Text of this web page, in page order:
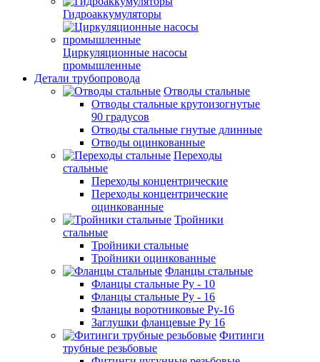
Гидроаккумуляторы
Циркуляционные насосы
промышленные
Детали трубопровода
Отводы стальные
Отводы стальные крутоизогнутые
90 градусов
Отводы стальные гнутые длинные
Отводы оцинкованные
Переходы
стальные
Переходы концентрические
Переходы концентрические
оцинкованные
Тройники
стальные
Тройники стальные
Тройники оцинкованные
Фланцы стальные
Фланцы стальные Ру - 10
Фланцы стальные Ру - 16
Фланцы воротниковые Ру-16
Заглушки фланцевые Ру 16
Фитинги
трубные резьбовые